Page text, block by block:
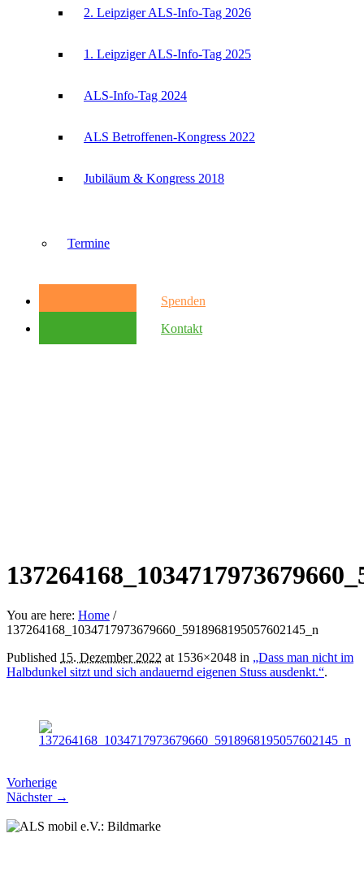
2. Leipziger ALS-Info-Tag 2026
1. Leipziger ALS-Info-Tag 2025
ALS-Info-Tag 2024
ALS Betroffenen-Kongress 2022
Jubiläum & Kongress 2018
Termine
Spenden
Kontakt
You are here: Home /
137264168_1034717973679660_5918968195057602145_n
Published 15. Dezember 2022 at 1536×2048 in „Dass man nicht im
Halbdunkel sitzt und sich andauernd eigenen Stuss ausdenkt.“.
Vorherige
Nächster →